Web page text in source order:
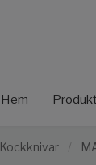
Hem
Kockknivar /